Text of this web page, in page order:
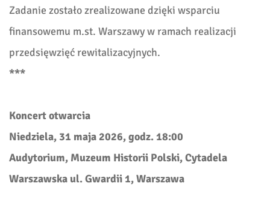
Zadanie zostało zrealizowane dzięki wsparciu
finansowemu m.st. Warszawy w ramach realizacji
przedsięwzięć rewitalizacyjnych.
***
Koncert otwarcia
Niedziela, 31 maja 2026, godz. 18:00
Audytorium, Muzeum Historii Polski, Cytadela
Warszawska ul. Gwardii 1, Warszawa